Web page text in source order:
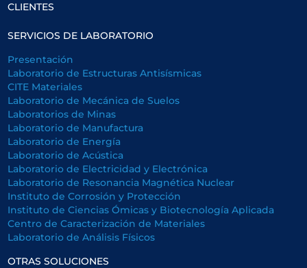
CLIENTES
SERVICIOS DE LABORATORIO
Presentación
Laboratorio de Estructuras Antisísmicas
CITE Materiales
Laboratorio de Mecánica de Suelos
Laboratorios de Minas
Laboratorio de Manufactura
Laboratorio de Energía
Laboratorio de Acústica
Laboratorio de Electricidad y Electrónica
Laboratorio de Resonancia Magnética Nuclear
Instituto de Corrosión y Protección
Instituto de Ciencias Ómicas y Biotecnología Aplicada
Centro de Caracterización de Materiales
Laboratorio de Análisis Físicos
OTRAS SOLUCIONES